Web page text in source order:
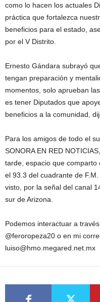
como lo hacen los actuales
práctica que fortalezca
beneficios para el estado,
por el V Distrito.
Ernesto Gándara subrayó
tengan preparación y
momentos, solo aprueban
es tener Diputados que
beneficios a la comunidad,
Para los amigos de todo el
SONORA EN RED
tarde, espacio que comparto
el 93.3 del cuadrante de
visto, por la señal del canal
sur de Arizona.
Podemos interactuar a
@feroropeza20 o en mi
luiso@hmo.megared.net.mx